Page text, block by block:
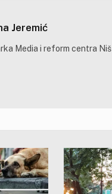
Jeremić
Media i reform centra Niš